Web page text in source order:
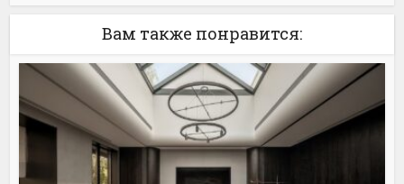
Вам также понравится: